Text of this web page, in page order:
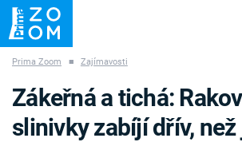
ZÁHADY VETŘELCI DÁVNOVĚKU
Prima Zoom ■ Zajímavosti
Zákeřná a tichá:
slinivky zabíjí dřív,